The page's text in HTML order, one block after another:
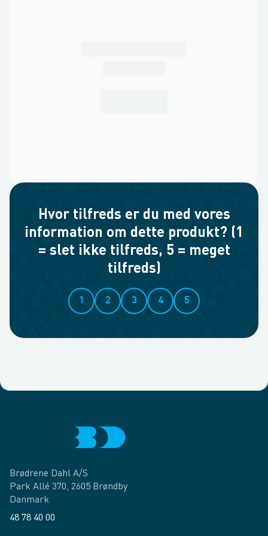
Hvor tilfreds er du med vores
information om dette produkt? (1
= slet ikke tilfreds, 5 = meget
tilfreds)
1 2 3 4 5
Brødrene Dahl A/S
Park Allé 370, 2605 Brøndby
Danmark
48 78 40 00